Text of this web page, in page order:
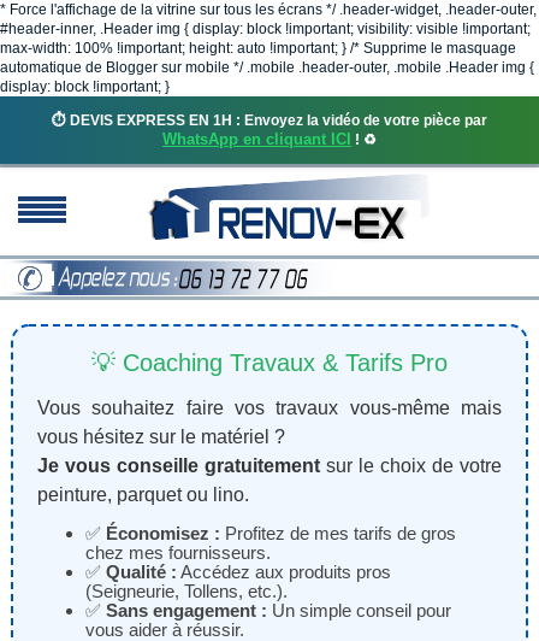
* Force l'affichage de la vitrine sur tous les écrans */ .header-widget, .header-outer,
#header-inner, .Header img { display: block !important; visibility: visible !important;
max-width: 100% !important; height: auto !important; } /* Supprime le masquage
automatique de Blogger sur mobile */ .mobile .header-outer, .mobile .Header img {
display: block !important; }
⏱️ DEVIS EXPRESS EN 1H : Envoyez la vidéo de votre pièce par
WhatsApp en cliquant ICI ! ♻️
💡 Coaching Travaux & Tarifs Pro
Vous souhaitez faire vos travaux vous-même mais
vous hésitez sur le matériel ?
Je vous conseille gratuitementsur le choix de votre
peinture, parquet ou lino.
✅ Économisez : Profitez de mes tarifs de gros
chez mes fournisseurs.
✅ Qualité : Accédez aux produits pros
(Seigneurie, Tollens, etc.).
✅ Sans engagement : Un simple conseil pour
vous aider à réussir.